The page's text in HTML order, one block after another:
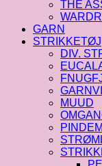
THE
GARN
STRIKKETØJ
DIV.
MUUD